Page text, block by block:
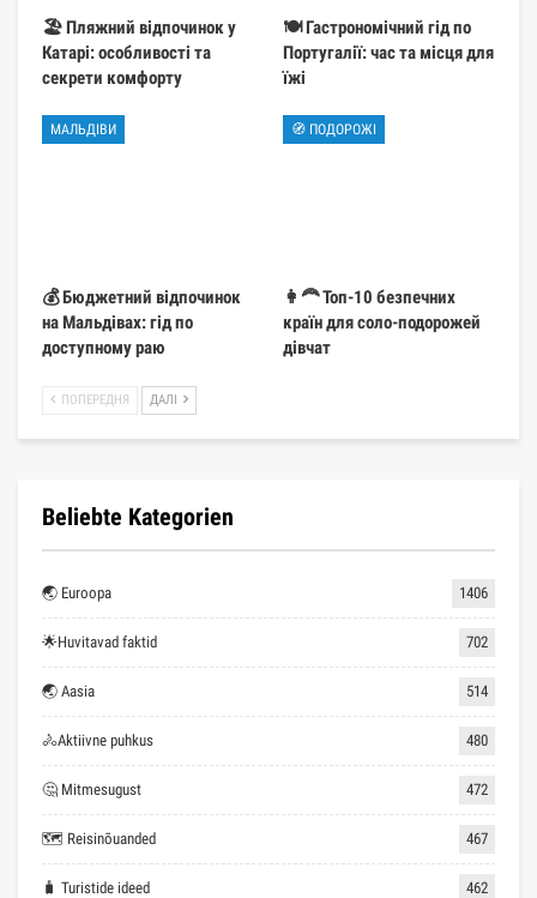
🏖️ Пляжний відпочинок у
Катарі: особливості та
секрети комфорту
🍽️ Гастрономічний гід по
Португалії: час та місця для
їжі
МАЛЬДІВИ
💰 Бюджетний відпочинок
на Мальдівах: гід по
доступному раю
🧭 ПОДОРОЖІ
👩‍🦰 Топ-10 безпечних
країн для соло-подорожей
дівчат
ПОПЕРЕДНЯ ДАЛІ
Beliebte Kategorien
🌏 Euroopa 1406
🌟Huvitavad faktid 702
🌏 Aasia 514
🚴Aktiivne puhkus 480
🤔 Mitmesugust 472
🗺 Reisinõuanded 467
🧳 Turistide ideed 462